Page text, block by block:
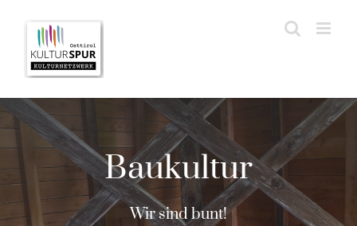
Inhalt
springen
Baukultur
Wir sind bunt!